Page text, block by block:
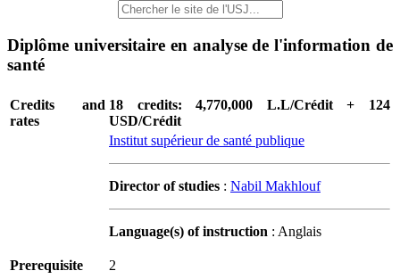
Diplôme universitaire en analyse de l'information de
santé
Credits and
rates
18 credits: 4,770,000 L.L/Crédit + 124
USD/Crédit
Institut supérieur de santé publique
Director of studies : Nabil Makhlouf
Language(s) of instruction : Anglais
Prerequisite 2